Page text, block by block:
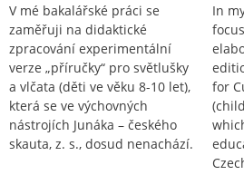
V mé bakalářské práci se
zaměřuji na didaktické
zpracování experimentální
verze „příručky“ pro světlušky
a vlčata (děti ve věku 8-10 let),
která se ve výchovných
nástrojích Junáka – českého
skauta, z. s., dosud nenachází.
In
for